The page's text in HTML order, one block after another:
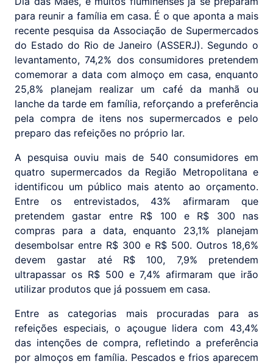
para reunir a família em casa. É o que aponta a mais
recente pesquisa da Associação de Supermercados
do Estado do Rio de Janeiro (ASSERJ). Segundo o
levantamento, 74,2% dos consumidores pretendem
comemorar a data com almoço em casa, enquanto
25,8% planejam realizar um café da manhã ou
lanche da tarde em família, reforçando a preferência
pela compra de itens nos supermercados e pelo
preparo das refeições no próprio lar.
A pesquisa ouviu mais de 540 consumidores em
quatro supermercados da Região Metropolitana e
identificou um público mais atento ao orçamento.
Entre os entrevistados, 43% afirmaram que
pretendem gastar entre R$ 100 e R$ 300 nas
compras para a data, enquanto 23,1% planejam
desembolsar entre R$ 300 e R$ 500. Outros 18,6%
devem gastar até R$ 100, 7,9% pretendem
ultrapassar os R$ 500 e 7,4% afirmaram que irão
utilizar produtos que já possuem em casa.
Entre as categorias mais procuradas para as
refeições especiais, o açougue lidera com 43,4%
das intenções de compra, refletindo a preferência
por almoços em família. Pescados e frios aparecem